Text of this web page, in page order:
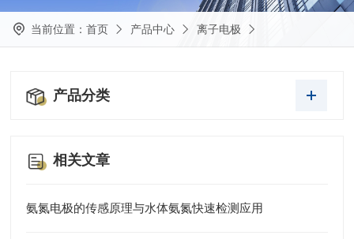
当前位置： 首页 产品中心 离子电极
产品分类
相关文章
氨氮电极的传感原理与水体氨氮快速检测应用